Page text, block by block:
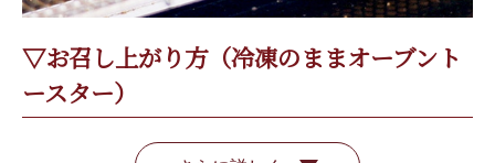
▽お召し上がり方（冷凍のままオーブント
ースター）